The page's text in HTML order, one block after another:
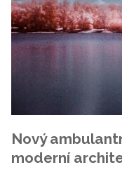
Nový
moderní